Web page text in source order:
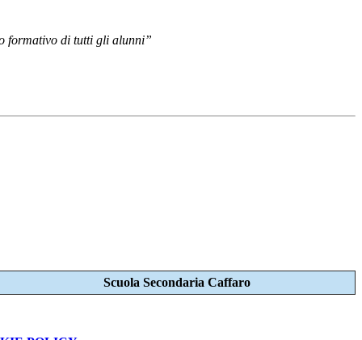
formativo di tutti gli alunni”
Scuola Secondaria Caffaro